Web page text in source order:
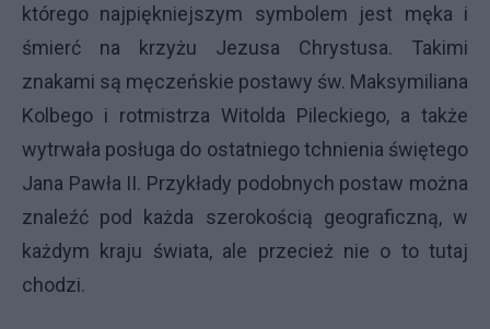
którego najpiękniejszym symbolem jest męka i
śmierć na krzyżu Jezusa Chrystusa. Takimi
znakami są męczeńskie postawy św. Maksymiliana
Kolbego i rotmistrza Witolda Pileckiego, a także
wytrwała posługa do ostatniego tchnienia świętego
Jana Pawła II. Przykłady podobnych postaw można
znaleźć pod każda szerokością geograficzną, w
każdym kraju świata, ale przecież nie o to tutaj
chodzi.